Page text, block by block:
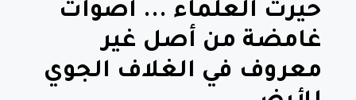
حيرت العلماء ... أصوات
غامضة من أصل غير
معروف في الغلاف الجوي